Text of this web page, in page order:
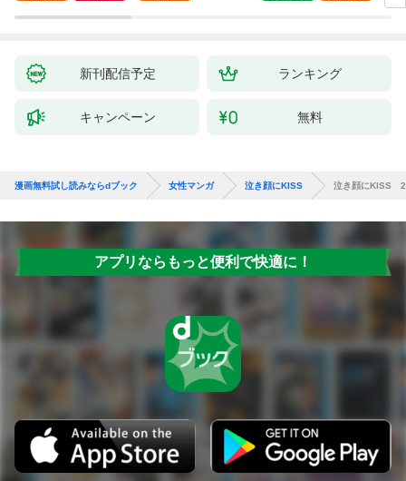
新刊配信予定 ランキング
キャンペーン 無料
漫画無料試し読みならdブック 女性マンガ 泣き顔にKISS 泣き顔にKISS
アプリならもっと便利で快適に！